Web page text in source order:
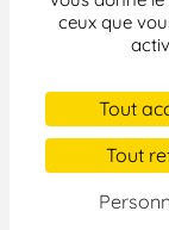
ceux que
Tout
Tout
respectueuse des
Elle insiste
français prenne
pour améliorer
demandeurs
des conventions